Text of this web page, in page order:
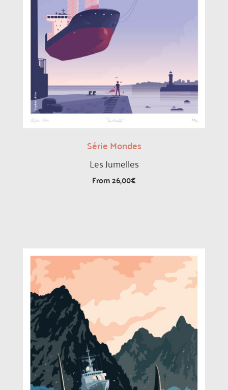
Série Mondes
Les Jumelles
From26,00€